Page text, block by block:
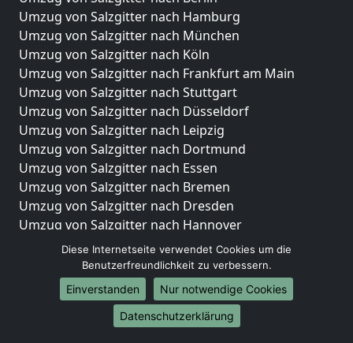
Umzug von Salzgitter nach Hamburg
Umzug von Salzgitter nach München
Umzug von Salzgitter nach Köln
Umzug von Salzgitter nach Frankfurt am Main
Umzug von Salzgitter nach Stuttgart
Umzug von Salzgitter nach Düsseldorf
Umzug von Salzgitter nach Leipzig
Umzug von Salzgitter nach Dortmund
Umzug von Salzgitter nach Essen
Umzug von Salzgitter nach Bremen
Umzug von Salzgitter nach Dresden
Umzug von Salzgitter nach Hannover
Umzug von Salzgitter nach Nürnberg
Umzug von Salzgitter nach Duisburg
Umzug von Salzgitter nach Bochum
Umzug von Salzgitter nach Wuppertal
Umzug von Salzgitter nach Bielefeld
Diese Internetseite verwendet Cookies um die
Benutzerfreundlichkeit zu verbessern.
Einverstanden
Nur notwendige Cookies
Datenschutzerklärung